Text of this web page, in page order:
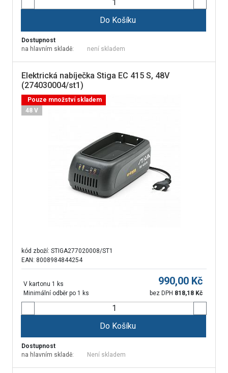
Do Košíku
Dostupnost
na hlavním skladě:
není skladem
Elektrická nabíječka Stiga EC 415 S, 48V
(274030004/st1)
Pouze množství skladem
48 V
kód zboží: STIGA277020008/ST1
EAN: 8008984844254
V kartonu 1 ks
Minimální odběr po 1 ks
990,00 Kč
bez DPH 818,18 Kč
Do Košíku
Dostupnost
na hlavním skladě:
Není skladem